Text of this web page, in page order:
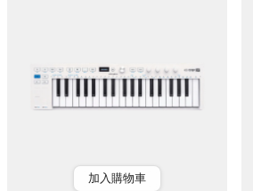
加入購物車